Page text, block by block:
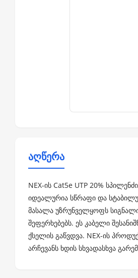
აღწერა
NEX-ის Cat5e UTP 20%
იდეალურია სწრაფი და
მასალა უზრუნველყოფს
შეფერხებებს. ეს კაბელი
ქსელის გაწვდვა. NEX-ის
არჩევანს ხდის სხვადასხვა